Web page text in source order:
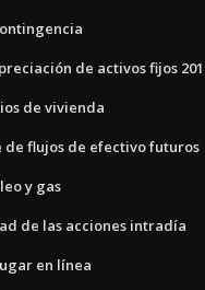
de activos fijos
de vivienda
de flujos de efectivo futuros
y gas
de las acciones intradía
en línea